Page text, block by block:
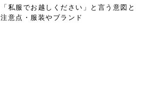
「私服でお越しください」と言う意図と
注意点・服装やブランド